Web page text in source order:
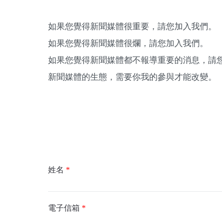
如果您覺得新聞媒體很重要，請您加入我們。
如果您覺得新聞媒體很爛，請您加入我們。
如果您覺得新聞媒體都不報導重要的消息，請
新聞媒體的生態，需要你我的參與才能改變。
姓名 *
電子信箱 *